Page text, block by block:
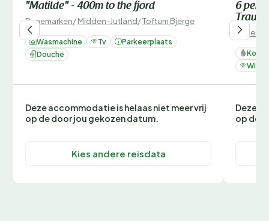
"Matilde" - 400m to the fjord
Denemarken/Midden-Jutland/Toftum Bjerge
Wasmachine Tv
Parkeerplaats
Douche
Deze accommodatie is helaas niet meer vrij
op de door jou gekozen datum.
Kies andere reisdata
6
Traum
Wifi
Deze
op de